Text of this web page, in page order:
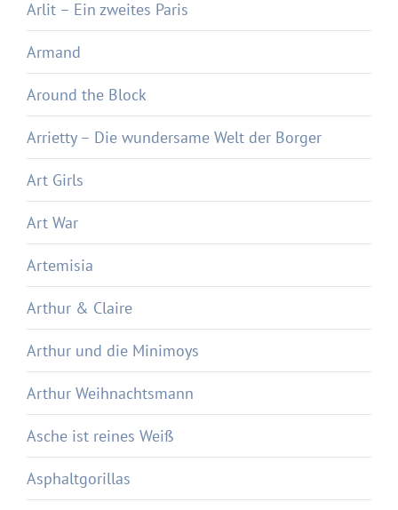
Arlit – Ein zweites Paris
Armand
Around the Block
Arrietty – Die wundersame Welt der Borger
Art Girls
Art War
Artemisia
Arthur & Claire
Arthur und die Minimoys
Arthur Weihnachtsmann
Asche ist reines Weiß
Asphaltgorillas